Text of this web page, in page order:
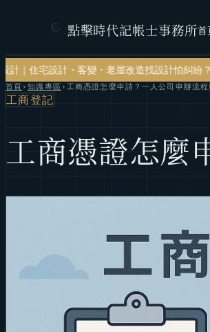
點擊時代記帳士事務所首
客變・老屋改造 找設計怕糾紛？協會媒合合格
首頁 ›知識專區 › 工商憑證怎麼申請？一人公司申辦流
工商登記
工商憑證怎麼